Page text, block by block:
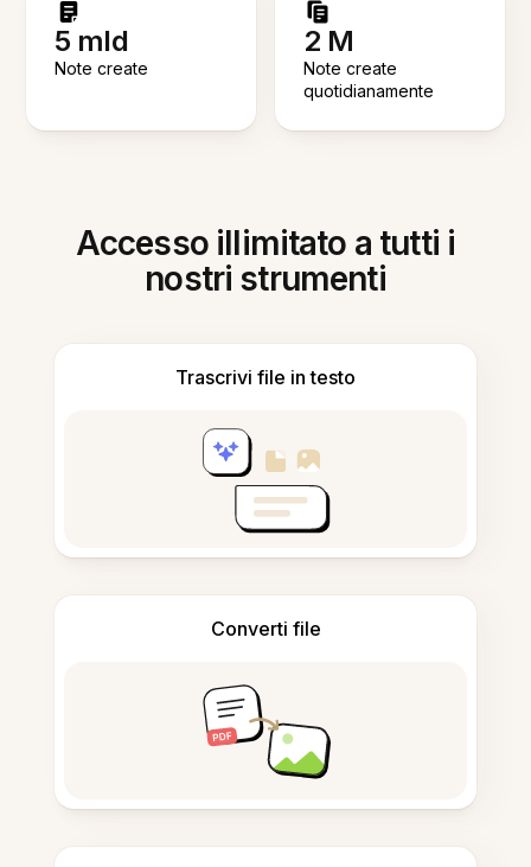
5 mld
Note create
2 M
Note create
quotidianamente
Accesso illimitato a tutti i
nostri strumenti
Trascrivi file in testo
Converti file